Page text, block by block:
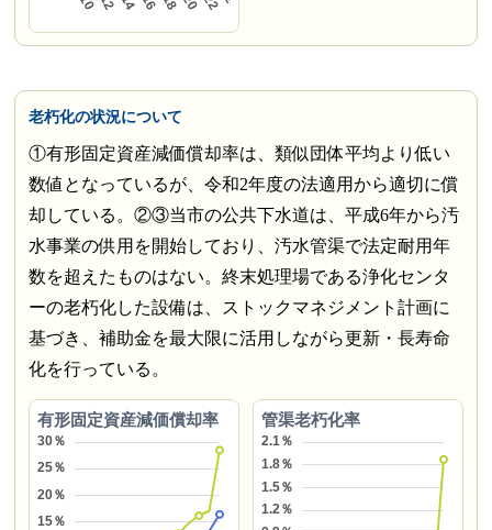
老朽化の状況について
①有形固定資産減価償却率は、類似団体平均より低い
数値となっているが、令和2年度の法適用から適切に償
却している。②③当市の公共下水道は、平成6年から汚
水事業の供用を開始しており、汚水管渠で法定耐用年
数を超えたものはない。終末処理場である浄化センタ
ーの老朽化した設備は、ストックマネジメント計画に
基づき、補助金を最大限に活用しながら更新・長寿命
化を行っている。
有形固定資産減価償却率 管渠老朽化率